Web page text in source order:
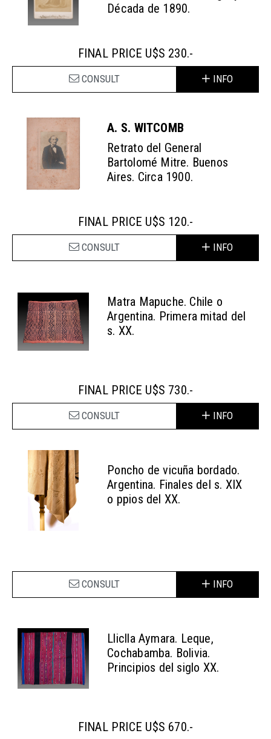
Década de 1890.
FINAL PRICE U$S 230.-
CONSULT INFO
A. S. WITCOMB
Retrato del General
Bartolomé Mitre. Buenos
Aires. Circa 1900.
FINAL PRICE U$S 120.-
CONSULT INFO
Matra Mapuche. Chile o
Argentina. Primera mitad del
s. XX.
FINAL PRICE U$S 730.-
CONSULT INFO
Poncho de vicuña bordado.
Argentina. Finales del s. XIX
o ppios del XX.
CONSULT INFO
Lliclla Aymara. Leque,
Cochabamba. Bolivia.
Principios del siglo XX.
FINAL PRICE U$S 670.-